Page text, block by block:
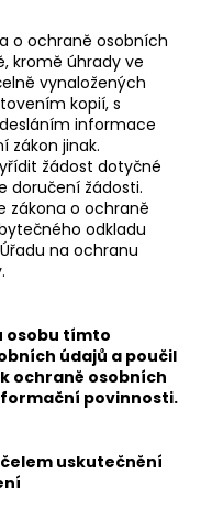
o ochraně osobních
kromě úhrady ve
vynaložených
kopií, s
informace
zákon jinak.
žádost dotyčné
doručení žádosti.
zákona o ochraně
odkladu
na ochranu
osobu tímto
údajů a poučil
ochraně osobních
povinnosti.
uskutečnění